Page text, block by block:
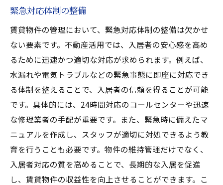
緊急対応体制の整備
賃貸物件の管理において、緊急対応体制の整備は欠かせ
ない要素です。不動産活用では、入居者の安心感を高め
るために迅速かつ適切な対応が求められます。例えば、
水漏れや電気トラブルなどの緊急事態に即座に対応でき
る体制を整えることで、入居者の信頼を得ることが可能
です。具体的には、24時間対応のコールセンターや迅速
な修理業者の手配が重要です。また、緊急時に備えたマ
ニュアルを作成し、スタッフが適切に対処できるよう教
育を行うことも必要です。物件の維持管理だけでなく、
入居者対応の質を高めることで、長期的な入居を促進
し、賃貸物件の収益性を向上させることができます。こ